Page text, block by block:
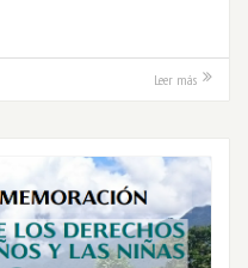
Leer más